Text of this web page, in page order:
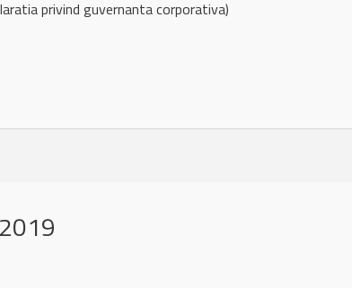
privind guvernanta corporativa)